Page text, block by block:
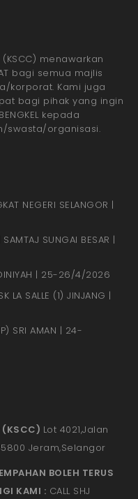
menawarkan
bagi semua majlis
korporat. Kami juga
bagi pihak yang ingin
kepada
swasta/organisasi.
NEGERI SELANGOR |
SUNGAI BESAR |
| 25-26/4/2026
LA SALLE (1) JINJANG |
SRI AMAN | 24-
(KSCC) Lot 4021,Jalan
Jeram,Selangor
BOLEH TERUS
KAMI : CALL SHJ